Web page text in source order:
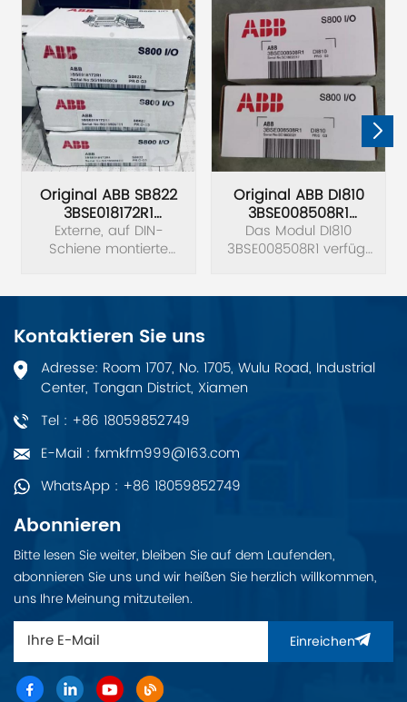
Original ABB SB822
3BSE018172R1
Batterieeinheitsmodul
Externe, auf DIN-
Schiene montierte
800M-Controller,
Ionen-Batterie, 24-V-
DC-Stecker und
Verbindungskabel
TK821V020. Breite=85
mm. Äquivalente
Menge Lithiummetall =
0,8 g (0,03 ozï¼
Original ABB DI810
3BSE008508R1
Digitales
Eingangsmodul
Das Modul DI810
3BSE008508R1 verfügt
Eingangsspannungsbereich
Eingangsstrom beträgt
6 mA bei 24 V.
Kontaktieren Sie uns
Adresse: Room 1707, No. 1705, Wulu Road, Industrial
Center, Tongan District, Xiamen
Tel : +86 18059852749
E-Mail : fxmkfm999@163.com
WhatsApp : +86 18059852749
Abonnieren
Bitte lesen Sie weiter, bleiben Sie auf dem Laufenden,
abonnieren Sie uns und wir heißen Sie herzlich willkommen,
uns Ihre Meinung mitzuteilen.
Einreichen